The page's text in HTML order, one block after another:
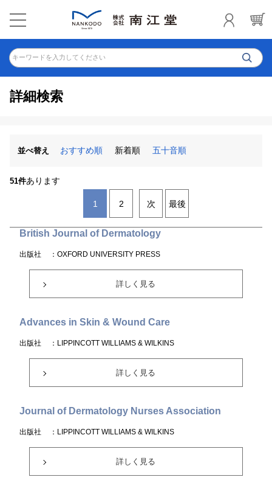
キーワードを入力してください
詳細検索
並べ替え おすすめ順 新着順 五十音順
51件あります
1 2 次 最後
British Journal of Dermatology
出版社 ：OXFORD UNIVERSITY PRESS
詳しく見る
Advances in Skin & Wound Care
出版社 ：LIPPINCOTT WILLIAMS & WILKINS
詳しく見る
Journal of Dermatology Nurses Association
出版社 ：LIPPINCOTT WILLIAMS & WILKINS
詳しく見る